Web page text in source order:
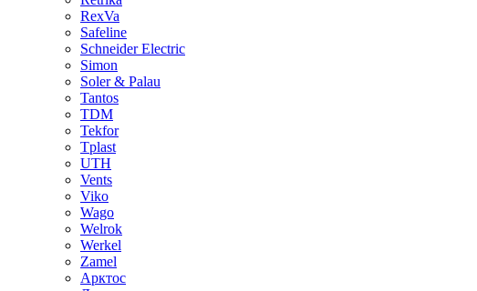
RexVa
Safeline
Schneider Electric
Simon
Soler & Palau
Tantos
TDM
Tekfor
Tplast
UTH
Vents
Viko
Wago
Welrok
Werkel
Zamel
Арктос